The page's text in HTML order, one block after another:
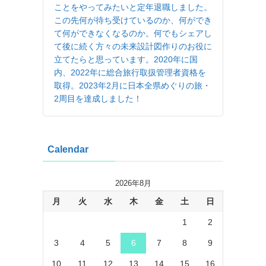
ことをやってみたいと定年退職しました。
この先何が待ち受けているのか、何ができ
て何ができなくなるのか。何でもシェアし
て後に続く方々の未来設計図作りのお役に
立てたらと思っています。2020年に国
内、2022年に総合旅行取扱管理者資格を
取得。2023年2月に日本全県めぐりの旅・
2周目を達成しました！
Calendar
2026年8月
月 火 水 木 金 土 日
1 2
3 4 5 6 7 8 9
10 11 12 13 14 15 16